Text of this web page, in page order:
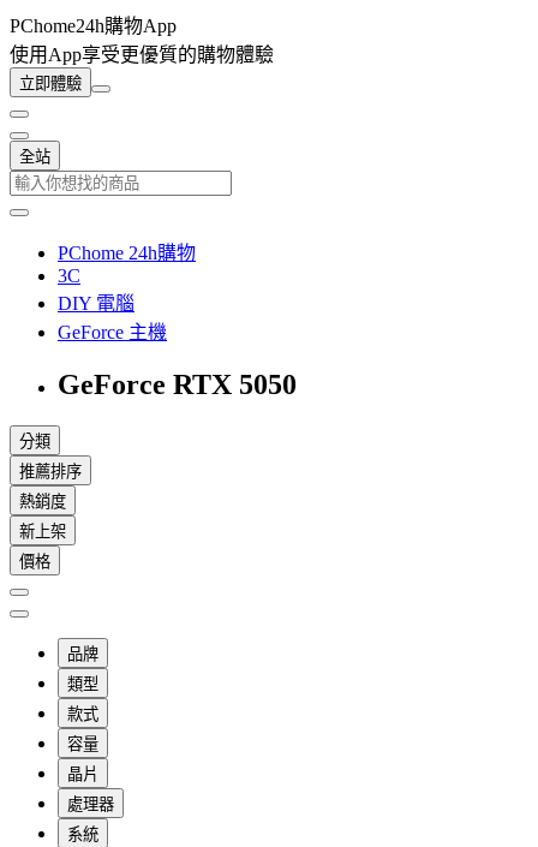
PChome24h購物App
使用App享受更優質的購物體驗
立即體驗
全站
PChome 24h購物
3C
DIY 電腦
GeForce 主機
GeForce RTX 5050
分類
推薦排序
熱銷度
新上架
價格
品牌
類型
款式
容量
晶片
處理器
系統